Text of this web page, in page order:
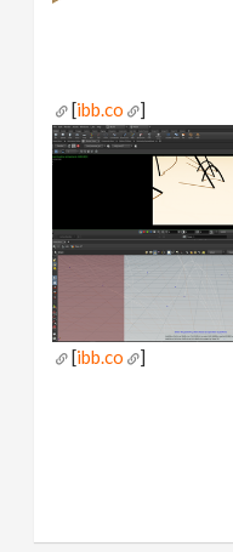
[ibb.co ]
[ibb.co ]